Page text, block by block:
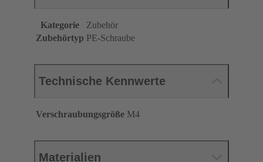
Kategorie
Zubehör
Zubehörtyp PE-Schraube
Technische Kennwerte
Verschraubungsgröße M4
Materialien